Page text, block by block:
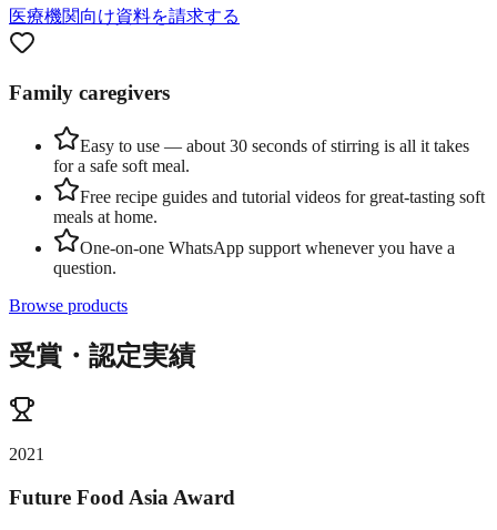
医療機関向け資料を請求する
Family caregivers
Easy to use — about 30 seconds of stirring is all it takes
for a safe soft meal.
Free recipe guides and tutorial videos for great-tasting soft
meals at home.
One-on-one WhatsApp support whenever you have a
question.
Browse products
受賞・認定実績
2021
Future Food Asia Award